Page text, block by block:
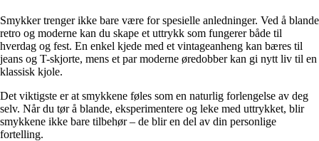
Smykker trenger ikke bare være for spesielle anledninger. Ved å blande
retro og moderne kan du skape et uttrykk som fungerer både til
hverdag og fest. En enkel kjede med et vintageanheng kan bæres til
jeans og T-skjorte, mens et par moderne øredobber kan gi nytt liv til en
klassisk kjole.
Det viktigste er at smykkene føles som en naturlig forlengelse av deg
selv. Når du tør å blande, eksperimentere og leke med uttrykket, blir
smykkene ikke bare tilbehør – de blir en del av din personlige
fortelling.